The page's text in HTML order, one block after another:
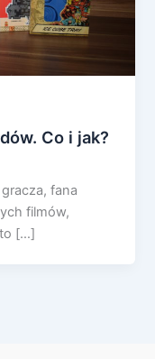
Co i jak?
fana
filmów,
to […]